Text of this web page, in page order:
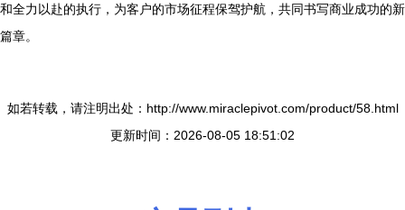
和全力以赴的执行，为客户的市场征程保驾护航，共同书写商业成功的新
篇章。
如若转载，请注明出处：http://www.miraclepivot.com/product/58.html
更新时间：2026-08-05 18:51:02